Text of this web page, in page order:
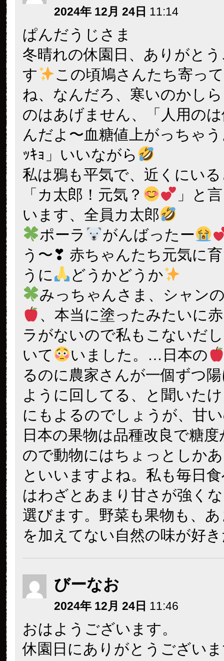
2024年 12月 24日 11:14
ぱんだうじさま
冬晴れの休園日、ありがと
す
この頃鳩さんたち寄っ
ね、なんだろ、寒いのかし
のはあげません、「人用の
んだよ〜血糖値上がっちゃう
ｯｷｮ」いいながら
私は鴉も平気で、近くにい
「カ太郎！元気？
」と
います、全員カ太郎
ポーラ
がんばったー
う〜❣ 赤ちゃんたち元気に
うに
どうかどうか
みっちゃんさま、シャン
、本当に塗ったみたいに
ラがないので私もこないだ
いて
いました。…日本の
るのに農家さんが一個ずつ
ように回してる、と聞いた
にもよるのでしょうが、甘
日本の果物は品種改良で糖
ので動物にはちょっとしか
といいますよね。私も毎日
はわざとあまり甘さが強く
選びます。野菜も果物も、
を加えてない自然の味が好
びーなお
2024年 12月 24日 11:46
おはようございます。
休園日にありがとうござい